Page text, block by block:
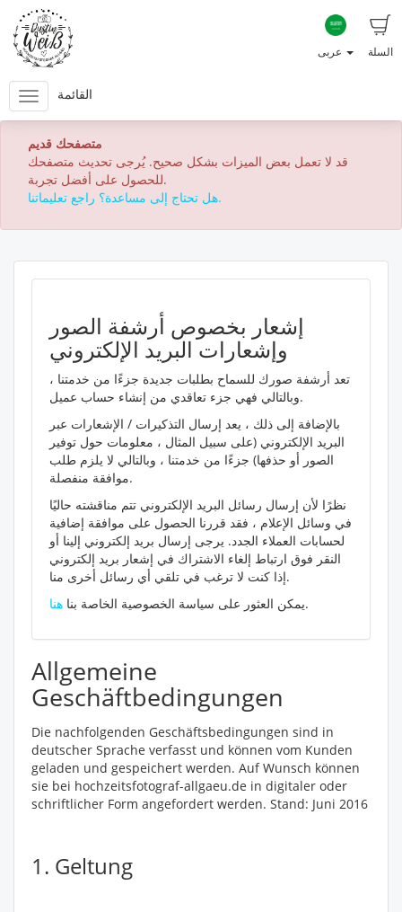
السلة
القائمة
متصفحك قديم
قد لا تعمل بعض الميزات بشكل صحيح. يُرجى تحديث متصفحك
للحصول على أفضل تجربة.
هل تحتاج إلى مساعدة؟ راجع تعليماتنا.
إشعار بخصوص أرشفة الصور
وإشعارات البريد الإلكتروني
تعد أرشفة صورك للسماح بطلبات جديدة جزءًا من خدمتنا ،
وبالتالي فهي جزء تعاقدي من إنشاء حساب عميل.
بالإضافة إلى ذلك ، يعد إرسال التذكيرات / الإشعارات عبر
البريد الإلكتروني (على سبيل المثال ، معلومات حول توفير
الصور أو حذفها) جزءًا من خدمتنا ، وبالتالي لا يلزم طلب
موافقة منفصلة.
نظرًا لأن إرسال رسائل البريد الإلكتروني تتم مناقشته حاليًا
في وسائل الإعلام ، فقد قررنا الحصول على موافقة إضافية
لحسابات العملاء الجدد. يرجى إرسال بريد إلكتروني إلينا أو
النقر فوق ارتباط إلغاء الاشتراك في إشعار بريد إلكتروني
إذا كنت لا ترغب في تلقي أي رسائل أخرى منا.
يمكن العثور على سياسة الخصوصية الخاصة بنا هنا .
Allgemeine
Geschäftbedingungen
Die nachfolgenden Geschäftsbedingungen sind in
deutscher Sprache verfasst und können vom Kunden
geladen und gespeichert werden. Auf Wunsch können
sie bei hochzeitsfotograf-allgaeu.de in digitaler oder
schriftlicher Form angefordert werden. Stand: Juni 2016
1. Geltung